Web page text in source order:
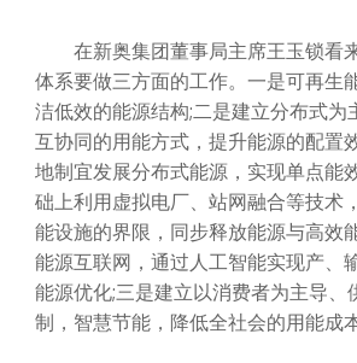
在新奥集团董事局主席王玉锁看
体系要做三方面的工作。一是可再生
洁低效的能源结构;二是建立分布式为
互协同的用能方式，提升能源的配置
地制宜发展分布式能源，实现单点能
础上利用虚拟电厂、站网融合等技术
能设施的界限，同步释放能源与高效
能源互联网，通过人工智能实现产、
能源优化;三是建立以消费者为主导、
制，智慧节能，降低全社会的用能成本